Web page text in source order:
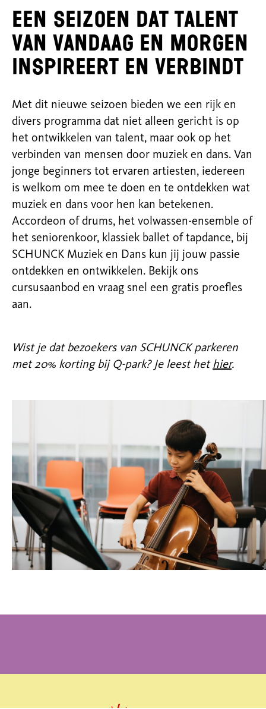
Een seizoen dat talent
van vandaag en morgen
inspireert en verbindt
Met dit nieuwe seizoen bieden we een rijk en
divers programma dat niet alleen gericht is op
het ontwikkelen van talent, maar ook op het
verbinden van mensen door muziek en dans. Van
jonge beginners tot ervaren artiesten, iedereen
is welkom om mee te doen en te ontdekken wat
muziek en dans voor hen kan betekenen.
Accordeon of drums, het volwassen-ensemble of
het seniorenkoor, klassiek ballet of tapdance, bij
SCHUNCK Muziek en Dans kun jij jouw passie
ontdekken en ontwikkelen. Bekijk ons
cursusaanbod en vraag snel een gratis proefles
aan.
Wist je dat bezoekers van SCHUNCK parkeren
met 20% korting bij Q-park? Je leest het hier.